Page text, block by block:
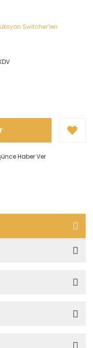
Switcher’leri
Haber Ver